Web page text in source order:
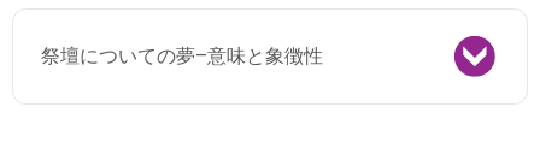
祭壇についての夢–意味と象徴性